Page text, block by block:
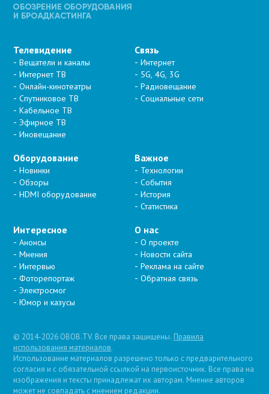
Телевидение
Вещатели и каналы
Интернет ТВ
Онлайн-кинотеатры
Спутниковое ТВ
Кабельное ТВ
Эфирное ТВ
Иновещание
Связь
Интернет
5G, 4G, 3G
Радиовещание
Социальные сети
Оборудование
Новинки
Обзоры
HDMI оборудование
Важное
Технологии
События
История
Статистика
Интересное
Анонсы
Мнения
Интервью
Фоторепортаж
Электросмог
Юмор и казусы
О нас
О проекте
Новости сайта
Реклама на сайте
Обратная связь
© 2014-2026 OBOB.TV. Все права защищены. Правила
использования материалов.
Использование материалов разрешено только с предварительного
согласия и с обязательной ссылкой на первоисточник. Все права на
изображения и тексты принадлежат их авторам. Мнение авторов
может не совпадать с мнением редакции.